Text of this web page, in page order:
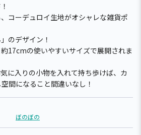
コーデュロイ生地がオシャレな雑貨ポ
のデザイン！
17cmの使いやすいサイズで展開されま
に入りの小物を入れて持ち歩けば、カ
間になること間違いなし！
ぼのぼの